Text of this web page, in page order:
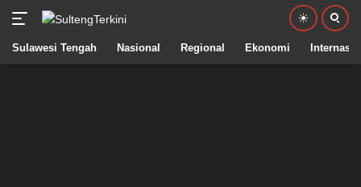
Sulawesi Tengah Nasional Regional Ekonomi